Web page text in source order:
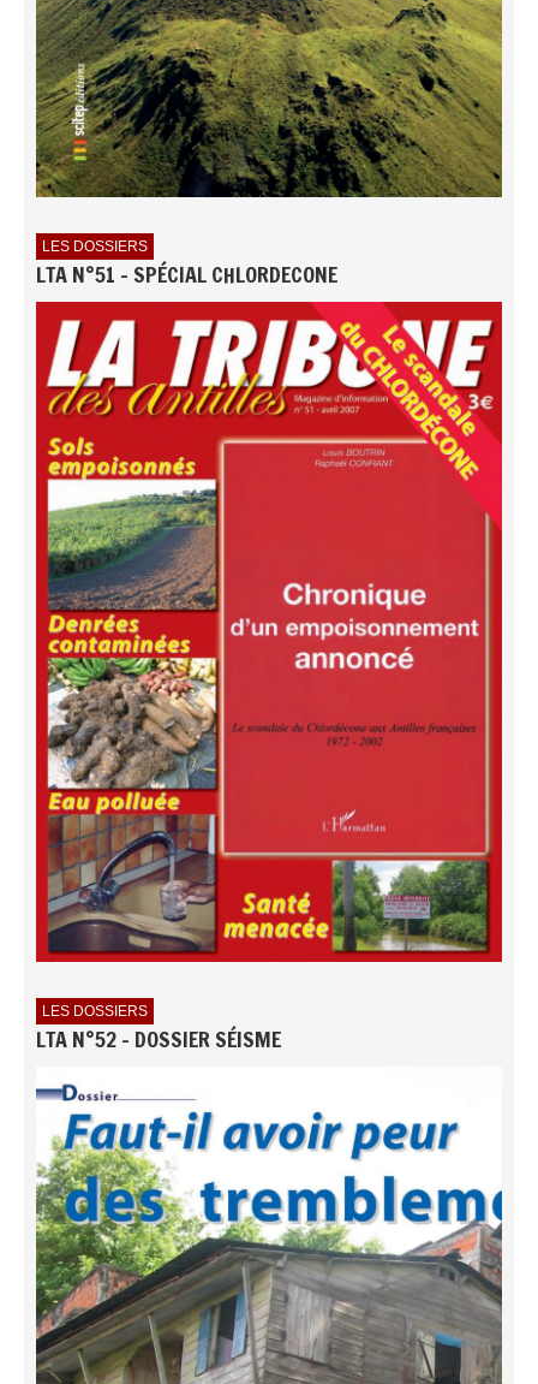
LES DOSSIERS
LTA N°51 - SPÉCIAL CHLORDECONE
LES DOSSIERS
LTA N°52 - DOSSIER SÉISME